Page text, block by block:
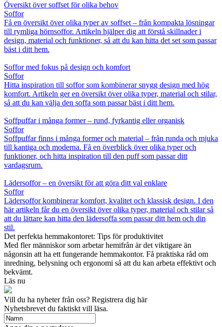
Översikt över soffset för olika behov
Soffor
Få en översikt över olika typer av soffset – från kompakta lösningar
till rymliga hörnsoffor. Artikeln hjälper dig att förstå skillnader i
design, material och funktioner, så att du kan hitta det set som passar
bäst i ditt hem.
Soffor med fokus på design och komfort
Soffor
Hitta inspiration till soffor som kombinerar snygg design med hög
komfort. Artikeln ger en översikt över olika typer, material och stilar,
så att du kan välja den soffa som passar bäst i ditt hem.
Soffpuffar i många former – rund, fyrkantig eller organisk
Soffor
Soffpuffar finns i många former och material – från runda och mjuka
till kantiga och moderna. Få en överblick över olika typer och
funktioner, och hitta inspiration till den puff som passar ditt
vardagsrum.
Lädersoffor – en översikt för att göra ditt val enklare
Soffor
Lädersoffor kombinerar komfort, kvalitet och klassisk design. I den
här artikeln får du en översikt över olika typer, material och stilar så
att du lättare kan hitta den lädersoffa som passar ditt hem och din
stil.
Det perfekta hemmakontoret: Tips för produktivitet
Med fler människor som arbetar hemifrån är det viktigare än
någonsin att ha ett fungerande hemmakontor. Få praktiska råd om
inredning, belysning och ergonomi så att du kan arbeta effektivt och
bekvämt.
Läs nu
Vill du ha nyheter från oss? Registrera dig här
Nyhetsbrevet du faktiskt vill läsa.